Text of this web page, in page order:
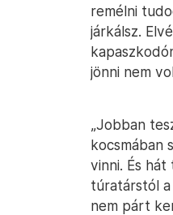
remélni
járkálsz.
jönni nem
„Jobban
kocsmában
vinni. És
túratárstól a
nem párt